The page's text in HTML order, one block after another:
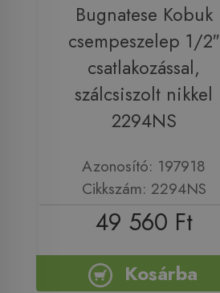
Bugnatese Kobuk
csempeszelep 1/2″
csatlakozással,
szálcsiszolt nikkel
2294NS
Azonosító: 197918
Cikkszám: 2294NS
49 560 Ft
Kosárba